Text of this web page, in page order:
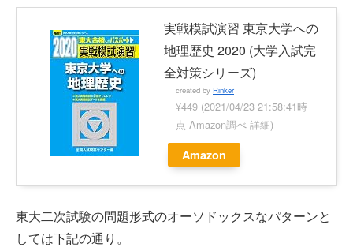
実戦模試演習 東京大学への
地理歴史 2020 (大学入試完
全対策シリーズ)
created by Rinker
¥449 (2021/04/23 21:58:41時
点 Amazon調べ-詳細)
Amazon
東大二次試験の問題形式のオーソドックスなパターンと
しては下記の通り。